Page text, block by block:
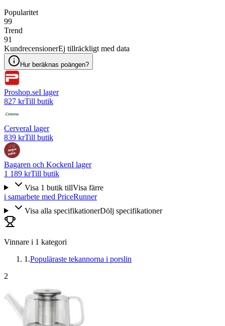
Popularitet
99
Trend
91
KundrecensionerEj tillräckligt med data
Hur beräknas poängen?
Proshop.seI lager
827 krTill butik
CerveraI lager
839 krTill butik
Bagaren och KockenI lager
1 189 krTill butik
Visa 1 butik tillVisa färre
i samarbete med PriceRunner
Visa alla specifikationerDölj specifikationer
Vinnare i 1 kategori
1 .Populäraste tekannorna i porslin
2